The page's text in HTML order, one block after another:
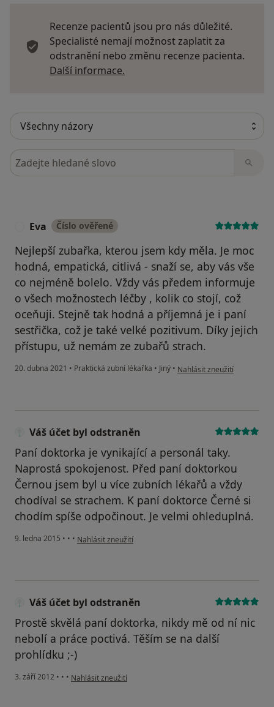
Recenze pacientů jsou pro nás důležité.
Specialisté nemají možnost zaplatit za
odstranění nebo změnu recenze pacienta.
Další informace.
Hledejte v názorech
Eva Číslo ověřené
Nejlepší zubařka, kterou jsem kdy měla. Je moc
hodná, empatická, citlivá - snaží se, aby vás vše
co nejméně bolelo. Vždy vás předem informuje
o všech možnostech léčby , kolik co stojí, což
oceňuji. Stejně tak hodná a příjemná je i paní
sestřička, což je také velké pozitivum. Díky jejich
přístupu, už nemám ze zubařů strach.
20. dubna 2021 • Praktická zubní lékařka • Jiný • podle názoru uživatele Eva
Nahlásit zneužití
Váš účet byl odstraněn
Paní doktorka je vynikající a personál taky.
Naprostá spokojenost. Před paní doktorkou
Černou jsem byl u více zubních lékařů a vždy
chodíval se strachem. K paní doktorce Černé si
chodím spíše odpočinout. Je velmi ohleduplná.
9. ledna 2015 • • • podle názoru uživatele Váš účet byl odstraněn
Nahlásit zneužití
Váš účet byl odstraněn
Prostě skvělá paní doktorka, nikdy mě od ní nic
nebolí a práce poctivá. Těším se na další
prohlídku ;-)
3. září 2012 • • • podle názoru uživatele Váš účet byl odstraněn
Nahlásit zneužití